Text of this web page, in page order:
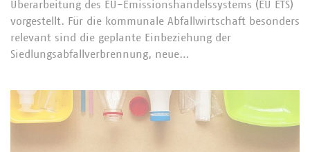
Überarbeitung des EU-Emissionshandelssystems (EU ETS)
vorgestellt. Für die kommunale Abfallwirtschaft besonders
relevant sind die geplante Einbeziehung der
Siedlungsabfallverbrennung, neue…